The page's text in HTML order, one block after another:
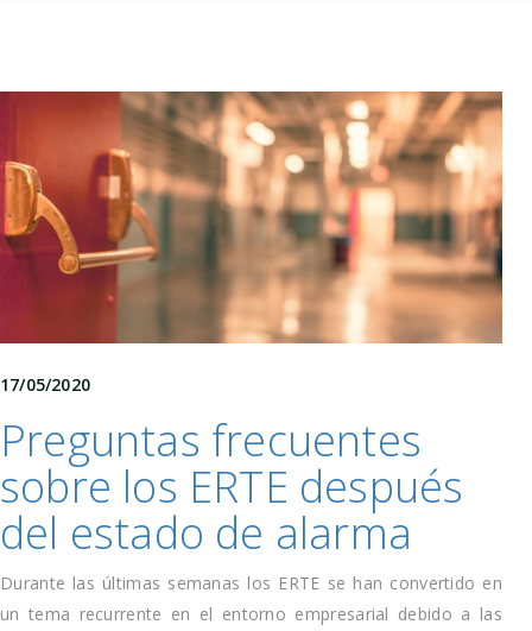
17/05/2020
Preguntas frecuentes
sobre los ERTE después
del estado de alarma
Durante las últimas semanas los ERTE se han convertido en
un tema recurrente en el entorno empresarial debido a las